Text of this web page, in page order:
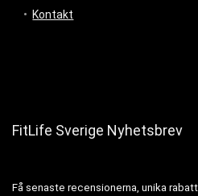
Kontakt
FitLife Sverige Nyhetsbrev
Få senaste recensionerna, unika